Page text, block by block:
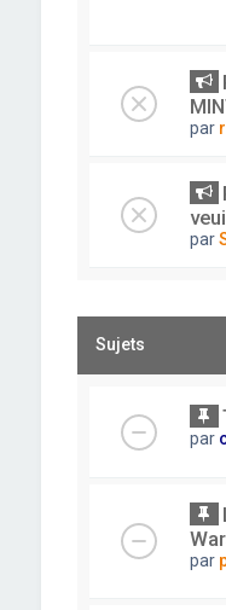
par
par
Sujets
par
par